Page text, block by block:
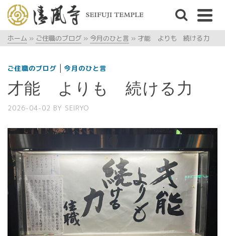
ホーム » ご住職のブログ » 今月のひと言 » 才能 よりも 続ける力
ご住職のブログ | 今月のひと言
才能 よりも 続ける力
2026-04-02 BY SEIRYO